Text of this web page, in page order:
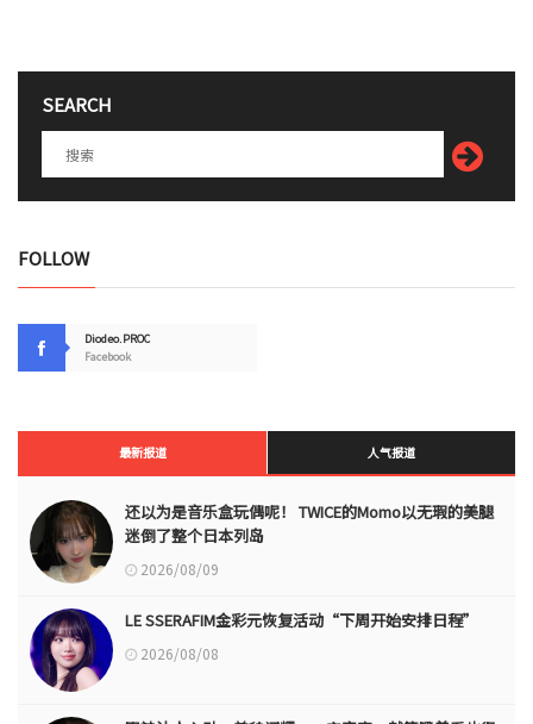
SEARCH
FOLLOW
Diodeo.PROC
Facebook
最新报道 人气报道
还以为是音乐盒玩偶呢！ TWICE的Momo以无瑕的美腿
迷倒了整个日本列岛
2026/08/09
LE SSERAFIM金彩元恢复活动“下周开始安排日程”
2026/08/08